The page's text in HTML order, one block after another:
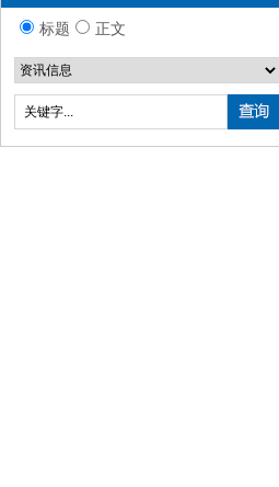
标题 正文